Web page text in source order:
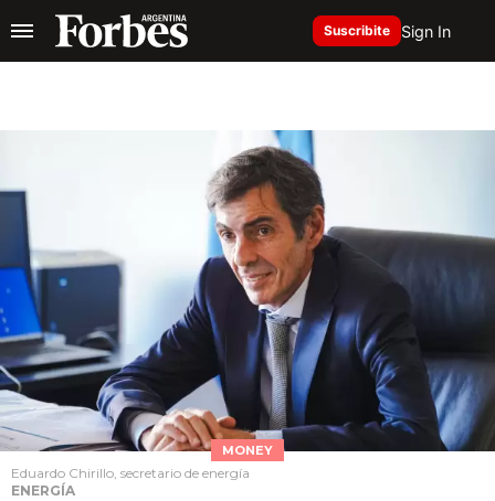
Suscribite Sign In
MONEY
Eduardo Chirillo, secretario de energía
ENERGÍA